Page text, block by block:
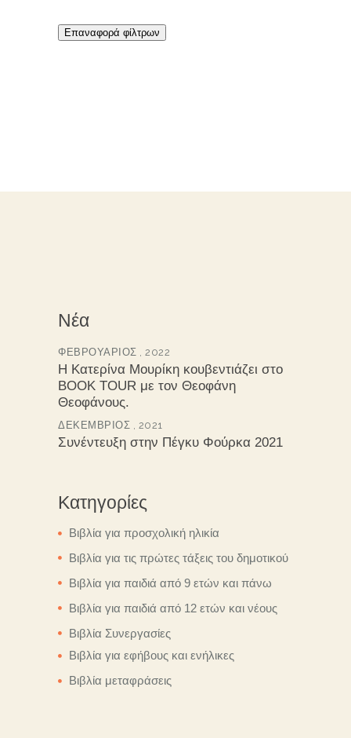
Επαναφορά φίλτρων
Νέα
ΦΕΒΡΟΥΆΡΙΟΣ , 2022
Η Κατερίνα Μουρίκη κουβεντιάζει στο
BOOK TOUR με τον Θεοφάνη
Θεοφάνους.
ΔΕΚΈΜΒΡΙΟΣ , 2021
Συνέντευξη στην Πέγκυ Φούρκα 2021
Κατηγορίες
Βιβλία για προσχολική ηλικία
Βιβλία για τις πρώτες τάξεις του δημοτικού
Βιβλία για παιδιά από 9 ετών και πάνω
Βιβλία για παιδιά από 12 ετών και νέους
Βιβλία Συνεργασίες
Βιβλία για εφήβους και ενήλικες
Βιβλία μεταφράσεις